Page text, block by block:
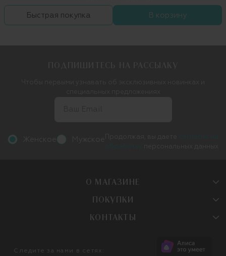
Быстрая покупка В корзину
О МАГАЗИНЕ
ПОКУПКИ
КОНТАКТЫ
Следите за нами в сетях: